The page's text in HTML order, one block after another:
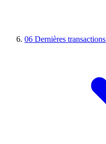
06 Dernières transactions